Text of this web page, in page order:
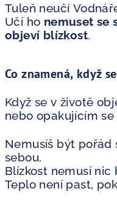
Tuleň neučí
Učí ho nemuset se
objeví blízkost.
Co znamená, když
Když se v životě
nebo opakujícím
Nemusíš být pořád
sebou.
Blízkost nemusí
Teplo není past,